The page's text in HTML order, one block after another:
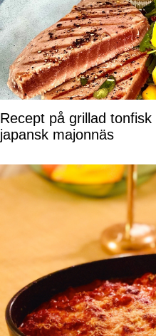
Recept på grillad
japansk majonnäs